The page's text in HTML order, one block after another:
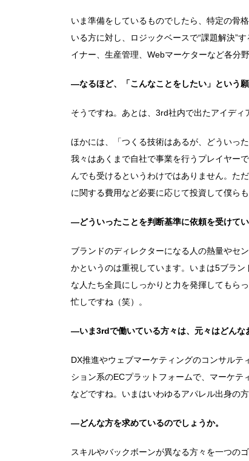
いま準備をしているものでしたら、特定の骨
いる方に対し、ロジックベースで“課題解決”
イナー、生産管理、Webマーケターなど各分
―なるほど、「こんなことをしたい」という
そうですね。あとは、3rd社内で出たアイディ
ほかには、「つくる技術はあるが、どういっ
我々はあくまで自社で事業を行うプレイヤー
んでも受けるというわけではありません。た
に関する費用など必要に応じて投資して僕ら
―どういったことを判断基準に依頼を受けて
ブランドのディレクターになる人の熱量やセ
かというのは重視しています。いまは5ブラ
な人たち全員にしっかりと力を発揮してもら
忙しですね（笑）。
―いま3rdで働いている方々は、元々はどんな
DX推進やウェブマーケティングのコンサル
ション系のECプラットフォームで、マーケ
などですね。いまはいわゆるアパレル出身の
―どんな方を求めているのでしょうか。
スキルやバックボーンが異なる方々を一つの